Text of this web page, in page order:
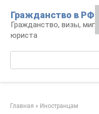
контенту
Гражданство в РФ
Гражданство, визы,
юриста
Главная » Иностранцам